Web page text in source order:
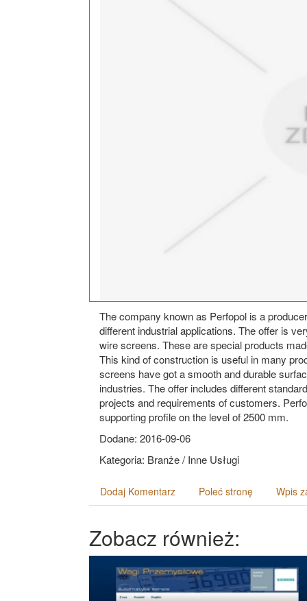
The company known as Perfopol is a
different industrial applications. The offer is
wire screens. These are special products
This kind of construction is useful in many
screens have got a smooth and durable
industries. The offer includes different
projects and requirements of customers.
supporting profile on the level of 2500 mm.
Dodane: 2016-09-06
Kategoria: Branże / Inne Usługi
Dodaj Komentarz Poleć stronę Wpis
Zobacz również: